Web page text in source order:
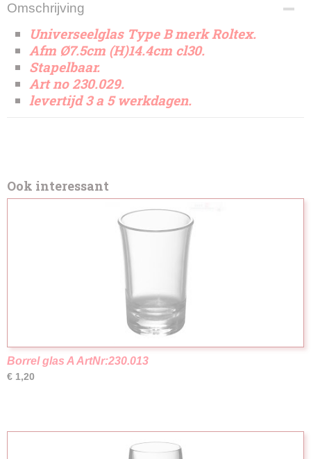
Omschrijving
Universeelglas Type B merk Roltex.
Afm Ø7.5cm (H)14.4cm cl30.
Stapelbaar.
Art no 230.029.
levertijd 3 a 5 werkdagen.
Ook interessant
Borrel glas A ArtNr:230.013
€ 1,20